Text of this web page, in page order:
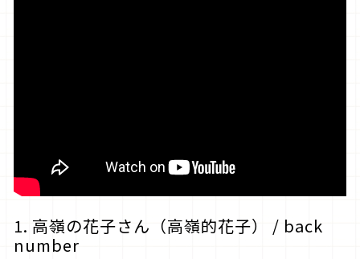
1. 高嶺の花子さん（高嶺的花子） / back
number